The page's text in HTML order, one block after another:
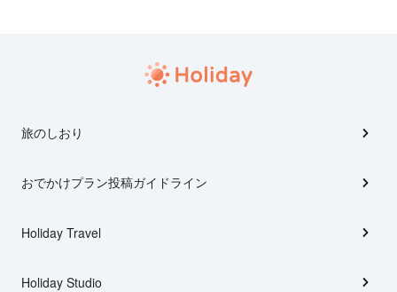
旅のしおり
おでかけプラン投稿ガイドライン
Holiday Travel
Holiday Studio